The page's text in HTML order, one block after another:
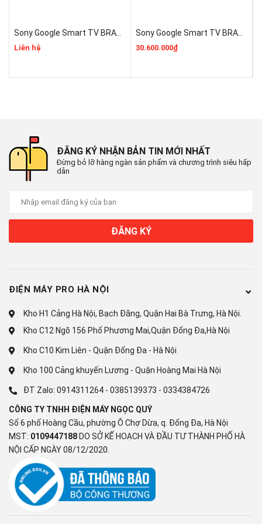
Dolby Vision / HDR10 / HLG
Precision Dimming Pro
Motion
Chế độ hình ảnh
Có
Tự động hiệu chỉnh
Có
Có
GAMING
Tương thích với FreeSync (AMD)
Có
HGIG Mode
Sony Google Smart TV BRAVIA 3 II 55 Inch K-55XR30M2 Mẫu 2026 Mới 100% Rẻ Nhất
Liên hệ
Sony Google Smart TV BRAVIA 3 II K-75XR30M2 Mới 2026 Giá Rẻ Nhất
30.600.000₫
ĐĂNG KÝ NHẬN BẢN TIN MỚI NHẤT
Đừng bỏ lỡ hàng ngàn sản phẩm và chương trình siêu hấp
dẫn
ĐĂNG KÝ
ĐIỆN MÁY PRO HÀ NỘI
Kho H1 Cảng Hà Nội, Bạch Đằng, Quận Hai Bà Trưng, Hà Nội.
Kho C12 Ngõ 156 Phố Phương Mai,Quận Đống Đa,Hà Nội
Kho C10 Kim Liên - Quận Đống Đa - Hà Nội
Kho 100 Cảng khuyến Lương - Quận Hoàng Mai Hà Nội
ĐT Zalo: 0914311264 - 0385139373 - 0334384726
CÔNG TY TNHH ĐIỆN MÁY NGỌC QUÝ
Số 6 phố Hoàng Cầu, phường Ô Chợ Dừa, q. Đống Đa, Hà Nội
MST: 0109447188 DO SỞ KẾ HOẠCH VÀ ĐẦU TƯ THÀNH PHỐ HÀ
NỘI CẤP NGÀY 08/12/2020.